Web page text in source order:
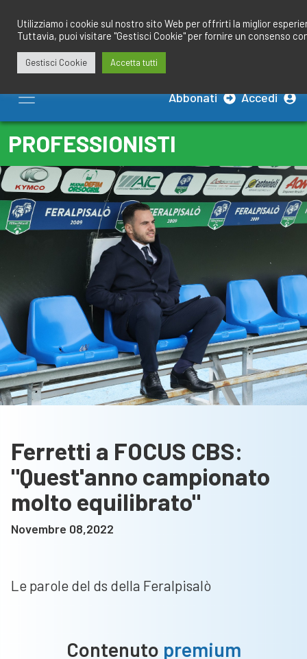
contenuto
Abbonati Accedi
PROFESSIONISTI
Ferretti a FOCUS CBS:
"Quest'anno campionato
molto equilibrato"
Novembre 08,2022
Le parole del ds della Feralpisalò
Contenuto premium
Utilizziamo i cookie sul nostro sito Web per offrirti la miglior
Tuttavia, puoi visitare "Gestisci Cookie" per fornire un consenso
Gestisci Cookie Accetta tutti